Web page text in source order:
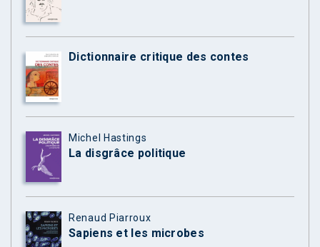
Dictionnaire critique des contes
Michel Hastings
La disgrâce politique
Renaud Piarroux
Sapiens et les microbes